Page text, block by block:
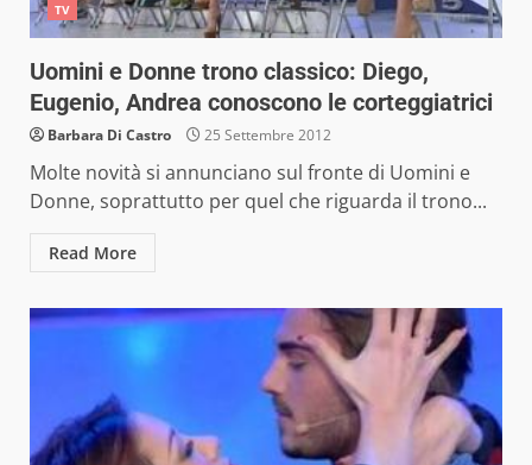
TV
Uomini e Donne trono classico: Diego,
Eugenio, Andrea conoscono le corteggiatrici
Barbara Di Castro 25 Settembre 2012
Molte novità si annunciano sul fronte di Uomini e
Donne, soprattutto per quel che riguarda il trono...
Read More